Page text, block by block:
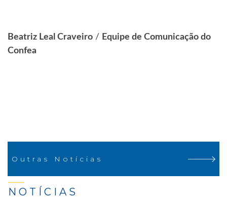
Beatriz Leal Craveiro / Equipe de Comunicação do
Confea
Outras Notícias
NOTÍCIAS